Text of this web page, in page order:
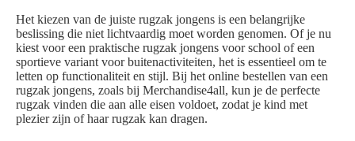
Het kiezen van de juiste rugzak jongens is een belangrijke
beslissing die niet lichtvaardig moet worden genomen. Of je nu
kiest voor een praktische rugzak jongens voor school of een
sportieve variant voor buitenactiviteiten, het is essentieel om te
letten op functionaliteit en stijl. Bij het online bestellen van een
rugzak jongens, zoals bij Merchandise4all, kun je de perfecte
rugzak vinden die aan alle eisen voldoet, zodat je kind met
plezier zijn of haar rugzak kan dragen.